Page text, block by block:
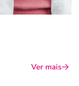
Ver mais